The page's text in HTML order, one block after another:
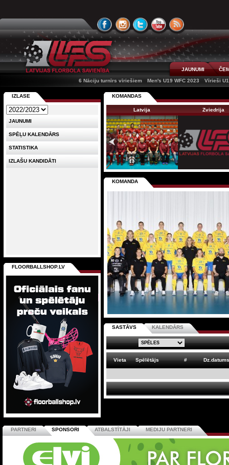
JAUNUMI
6 Nāciju turnīrs vīriešiem
Men's U19 WFC 2023 Vīrieši
KOMANDAS
Latvija Zviedrija
KOMANDA
SASTĀVS KALENDĀRS
Vieta Spēlētājs # Dz.datums
IZLASE
JAUNUMI
SPĒĻU KALENDĀRS
STATISTIKA
IZLAŠU KANDIDĀTI
FLOORBALLSHOP.LV
PARTNERI SPONSORI ATBALSTĪTĀJI MEDIJU PARTNERI